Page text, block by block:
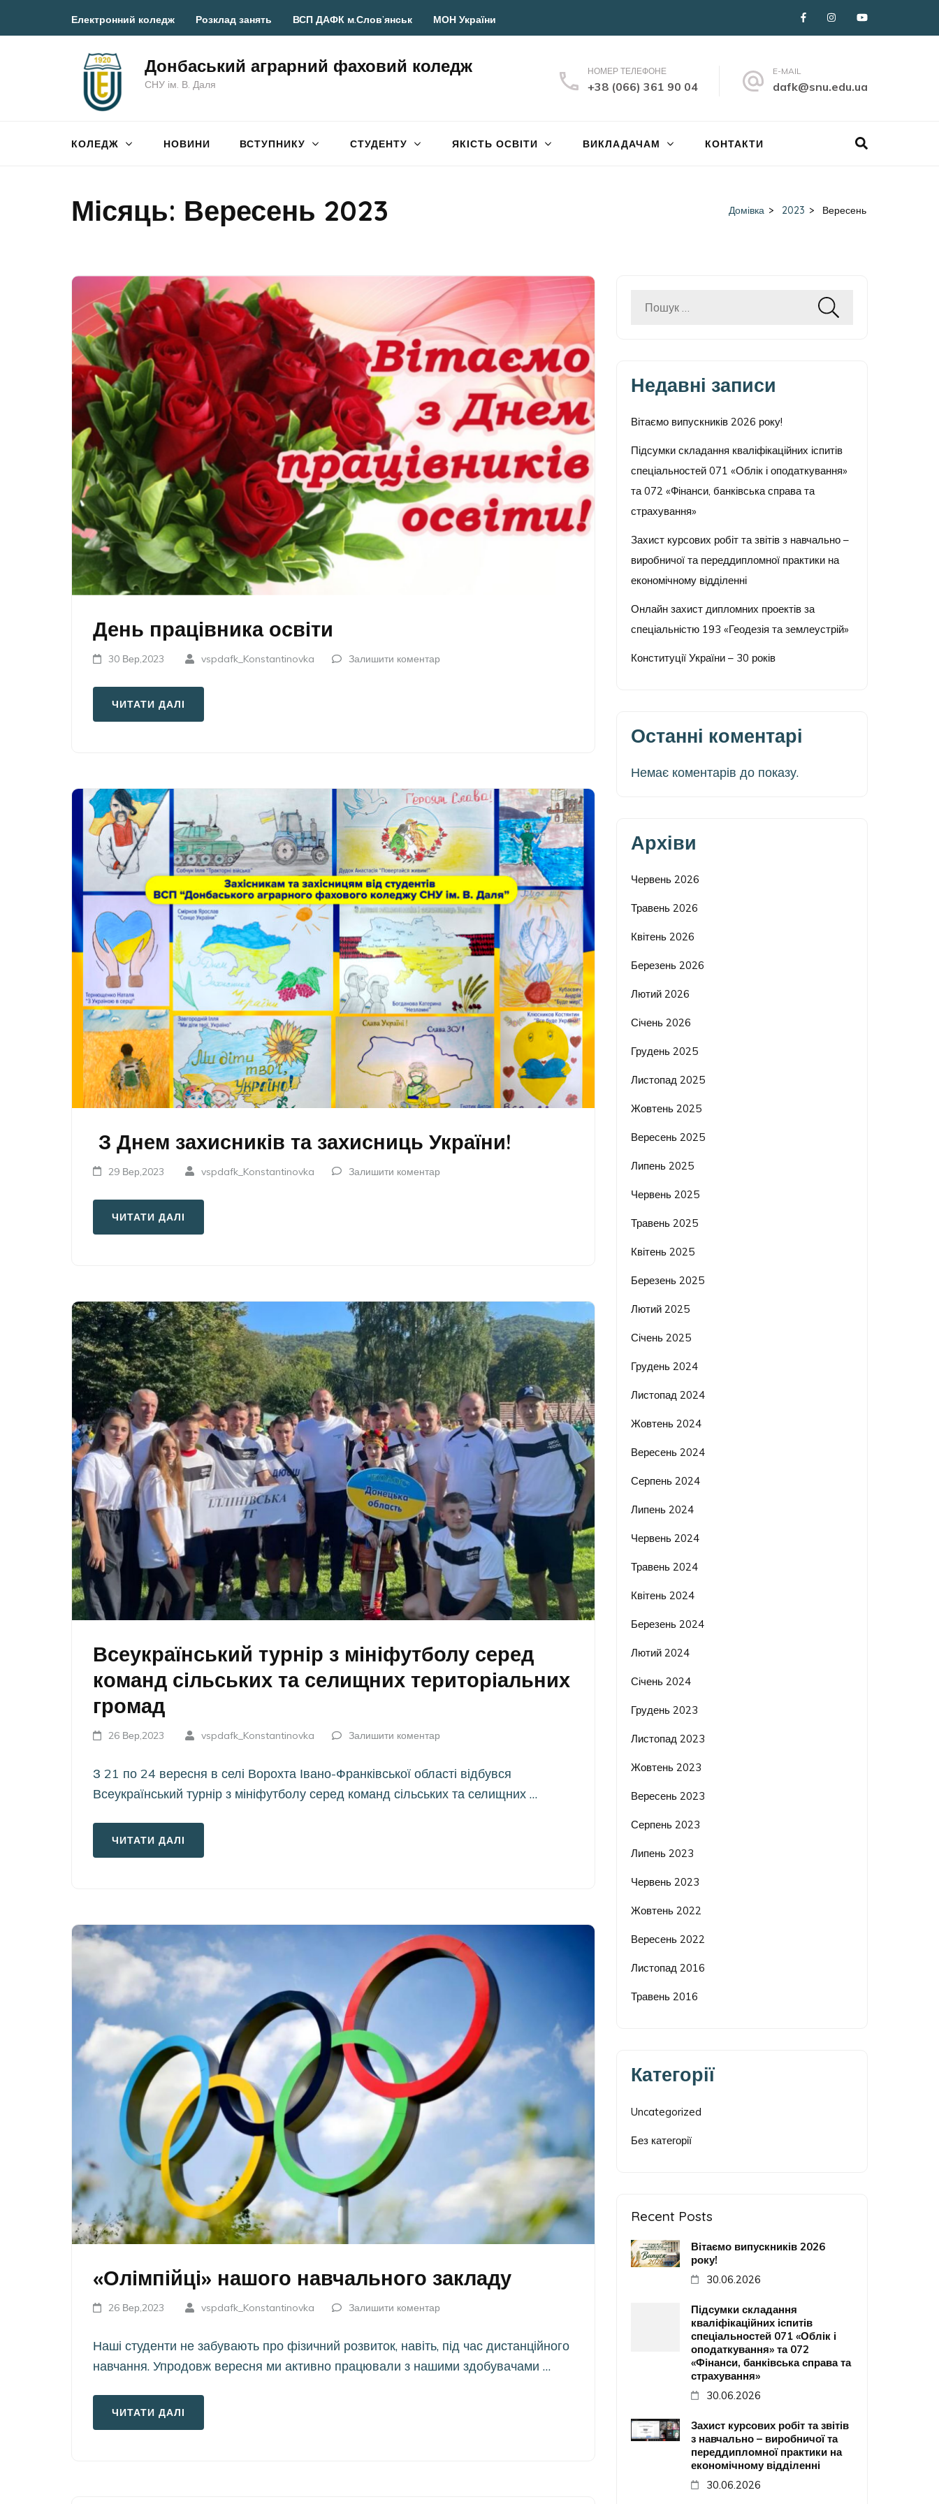
Електронний коледж Розклад занять ВСП ДАФК м.Слов’янськ МОН України
Донбаський аграрний фаховий коледж
СНУ ім. В. Даля
НОМЕР ТЕЛЕФОНЕ
+38 (066) 361 90 04
E-MAIL
dafk@snu.edu.ua
КОЛЕДЖ НОВИНИ ВСТУПНИКУ СТУДЕНТУ ЯКІСТЬ ОСВІТИ ВИКЛАДАЧАМ КОНТАКТИ
Місяць: Вересень 2023 Домівка > 2023 > Вересень
День працівника освіти
30 Вер,2023 vspdafk_Konstantinovka Залишити коментар
ЧИТАТИ ДАЛІ
З Днем захисників та захисниць України!
29 Вер,2023 vspdafk_Konstantinovka Залишити коментар
ЧИТАТИ ДАЛІ
Всеукраїнський турнір з мініфутболу серед
команд сільських та селищних територіальних
громад
26 Вер,2023 vspdafk_Konstantinovka Залишити коментар
З 21 по 24 вересня в селі Ворохта Івано-Франківської області відбувся
Всеукраїнський турнір з мініфутболу серед команд сільських та селищних …
ЧИТАТИ ДАЛІ
«Олімпійці» нашого навчального закладу
26 Вер,2023 vspdafk_Konstantinovka Залишити коментар
Наші студенти не забувають про фізичний розвиток, навіть, під час дистанційного
навчання. Упродовж вересня ми активно працювали з нашими здобувачами …
ЧИТАТИ ДАЛІ
Пошук:
Недавні записи
Вітаємо випускників 2026 року!
Підсумки складання кваліфікаційних іспитів
спеціальностей 071 «Облік і оподаткування»
та 072 «Фінанси, банківська справа та
страхування»
Захист курсових робіт та звітів з навчально –
виробничої та переддипломної практики на
економічному відділенні
Онлайн захист дипломних проектів за
спеціальністю 193 «Геодезія та землеустрій»
Конституції України – 30 років
Останні коментарі
Немає коментарів до показу.
Архіви
Червень 2026
Травень 2026
Квітень 2026
Березень 2026
Лютий 2026
Січень 2026
Грудень 2025
Листопад 2025
Жовтень 2025
Вересень 2025
Липень 2025
Червень 2025
Травень 2025
Квітень 2025
Березень 2025
Лютий 2025
Січень 2025
Грудень 2024
Листопад 2024
Жовтень 2024
Вересень 2024
Серпень 2024
Липень 2024
Червень 2024
Травень 2024
Квітень 2024
Березень 2024
Лютий 2024
Січень 2024
Грудень 2023
Листопад 2023
Жовтень 2023
Вересень 2023
Серпень 2023
Липень 2023
Червень 2023
Жовтень 2022
Вересень 2022
Листопад 2016
Травень 2016
Категорії
Uncategorized
Без категорії
Recent Posts
Вітаємо випускників 2026
року!
30.06.2026
Підсумки складання
кваліфікаційних іспитів
спеціальностей 071 «Облік і
оподаткування» та 072
«Фінанси, банківська справа та
страхування»
30.06.2026
Захист курсових робіт та звітів
з навчально – виробничої та
переддипломної практики на
економічному відділенні
30.06.2026